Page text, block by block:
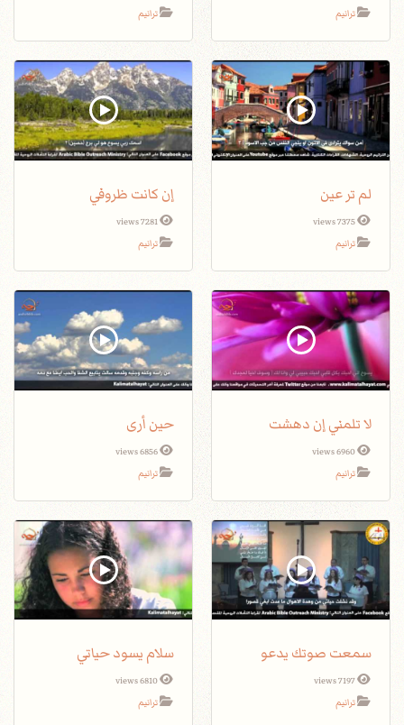
ترانيم
ترانيم
لم تر عين
7375 views
ترانيم
إن كانت ظروفي
7281 views
ترانيم
لا تلمني إن دهشت
6960 views
ترانيم
حين أرى
6856 views
ترانيم
سمعت صوتك يدعو
7197 views
ترانيم
سلام يسود حياتي
6810 views
ترانيم